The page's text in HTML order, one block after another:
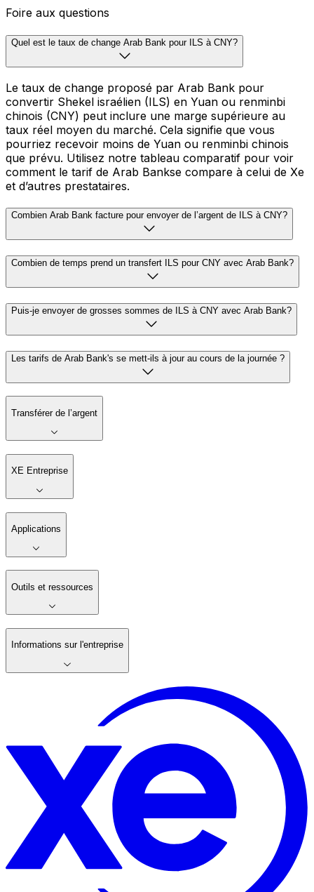
Foire aux questions
Quel est le taux de change Arab Bank pour ILS à CNY?
Le taux de change proposé par Arab Bank pour
convertir Shekel israélien (ILS) en Yuan ou renminbi
chinois (CNY) peut inclure une marge supérieure au
taux réel moyen du marché. Cela signifie que vous
pourriez recevoir moins de Yuan ou renminbi chinois
que prévu. Utilisez notre tableau comparatif pour voir
comment le tarif de Arab Bankse compare à celui de Xe
et d’autres prestataires.
Combien Arab Bank facture pour envoyer de l’argent de ILS à CNY?
Combien de temps prend un transfert ILS pour CNY avec Arab Bank?
Puis-je envoyer de grosses sommes de ILS à CNY avec Arab Bank?
Les tarifs de Arab Bank's se mett-ils à jour au cours de la journée ?
Transférer de l’argent
XE Entreprise
Applications
Outils et ressources
Informations sur l'entreprise